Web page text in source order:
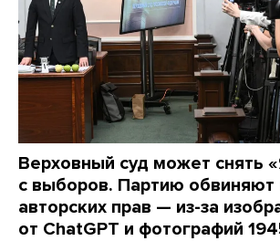
Верховный суд может снять
с выборов. Партию обвиняют
авторских прав — из-за
от ChatGPT и фотографий